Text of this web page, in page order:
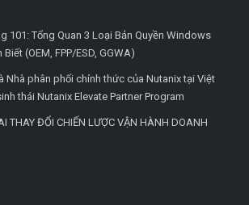
101: Tổng Quan 3 Loại Bản Quyền Windows
(OEM, FPP/ESD, GGWA)
Nhà phân phối chính thức của Nutanix tại Việt
thái Nutanix Elevate Partner Program
THAY ĐỔI CHIẾN LƯỢC VẬN HÀNH DOANH